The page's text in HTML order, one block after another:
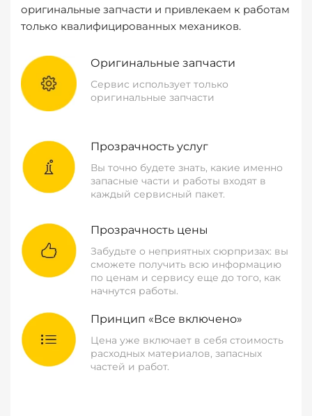
оригинальные запчасти и привлекаем к работам
только квалифицированных механиков.
Оригинальные запчасти
Сервис использует только
оригинальные запчасти
Прозрачность услуг
Вы точно будете знать, какие именно
запасные части и работы входят в
каждый сервисный пакет.
Прозрачность цены
Забудьте о неприятных сюрпризах: вы
сможете получить всю информацию
по ценам и сервису еще до того, как
начнутся работы.
Принцип «Все включено»
Цена уже включает в себя стоимость
расходных материалов, запасных
частей и работ.